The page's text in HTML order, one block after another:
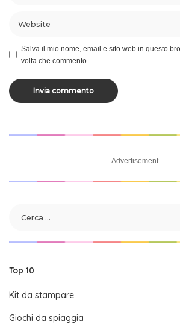
Salva il mio nome, email e sito web in questo
volta che commento.
– Advertisement –
Top 10
Kit da stampare
Giochi da spiaggia